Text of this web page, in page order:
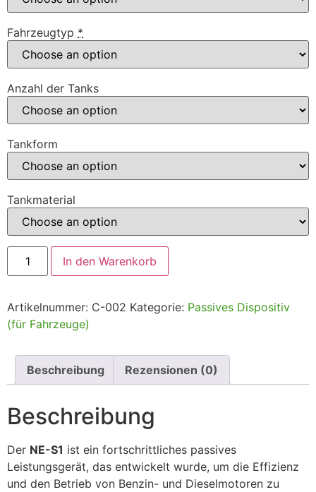
Fahrzeugtyp *
Anzahl der Tanks
Tankform
Tankmaterial
In den Warenkorb
Artikelnummer: C-002 Kategorie: Passives Dispositiv
(für Fahrzeuge)
Beschreibung Rezensionen (0)
Beschreibung
Der NE-S1 ist ein fortschrittliches passives
Leistungsgerät, das entwickelt wurde, um die Effizienz
und den Betrieb von Benzin- und Dieselmotoren zu